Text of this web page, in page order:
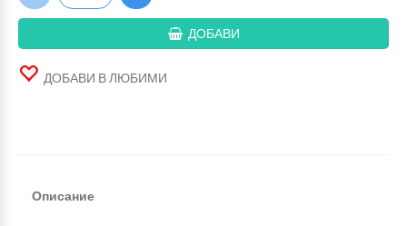
ДОБАВИ
ДОБАВИ В ЛЮБИМИ
Описание